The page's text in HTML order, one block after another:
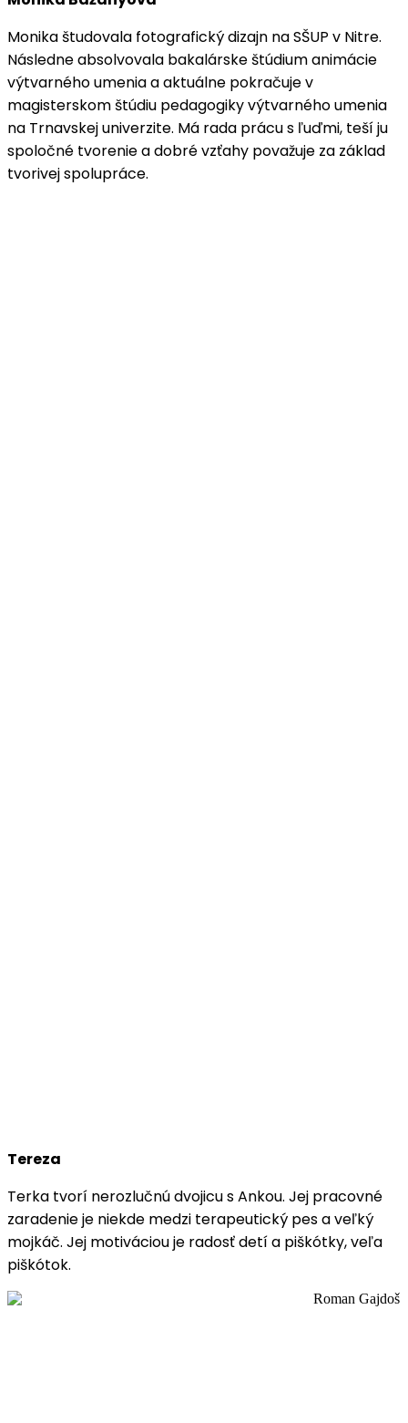
Monika študovala fotografický dizajn na SŠUP v Nitre.
Následne absolvovala bakalárske štúdium animácie
výtvarného umenia a aktuálne pokračuje v
magisterskom štúdiu pedagogiky výtvarného umenia
na Trnavskej univerzite. Má rada prácu s ľuďmi, teší ju
spoločné tvorenie a dobré vzťahy považuje za základ
tvorivej spolupráce.
Tereza
Terka tvorí nerozlučnú dvojicu s Ankou. Jej pracovné
zaradenie je niekde medzi terapeutický pes a veľký
mojkáč. Jej motiváciou je radosť detí a piškótky, veľa
piškótok.